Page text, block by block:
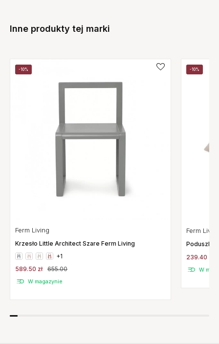
Inne produkty tej marki
-10%
Ferm Living
Krzesło Little Architect Szare Ferm Living
+1
589.50 zł
655.00
W magazynie
-10%
Ferm
Poduszka
239.40 zł
W